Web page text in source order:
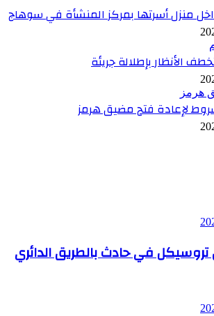
منزل أسرتها بمركز المنشأة في سوهاج
الأنظار بإطلالة جريئة
في حادث بالطريق الدائري